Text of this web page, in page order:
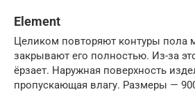
Element
Целиком повторяют контуры пола
закрывают его полностью. Из-за
ёрзает. Наружная поверхность
пропускающая влагу. Размеры —